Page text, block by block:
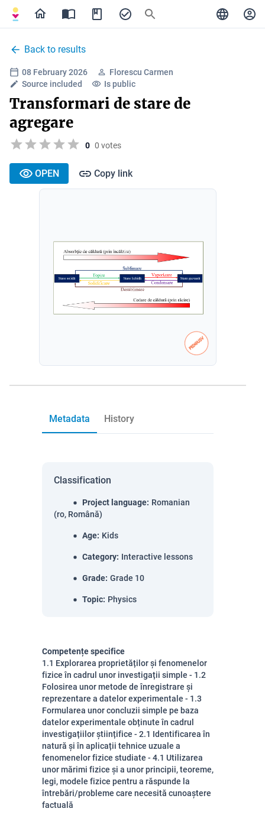
Back to results
08 February 2026
Florescu Carmen
Source included
Is public
Transformari de stare de
agregare
0 0 votes
OPEN Copy link
Metadata History
Classification
Project language: Romanian
(ro, Română)
Age: Kids
Category: Interactive lessons
Grade: Grade 10
Topic: Physics
Competențe specifice
1.1 Explorarea proprietăților și fenomenelor
fizice în cadrul unor investigații simple - 1.2
Folosirea unor metode de înregistrare și
reprezentare a datelor experimentale - 1.3
Formularea unor concluzii simple pe baza
datelor experimentale obținute în cadrul
investigațiilor științifice - 2.1 Identificarea în
natură și în aplicații tehnice uzuale a
fenomenelor fizice studiate - 4.1 Utilizarea
unor mărimi fizice și a unor principii, teoreme,
legi, modele fizice pentru a răspunde la
întrebări/probleme care necesită cunoaștere
factuală